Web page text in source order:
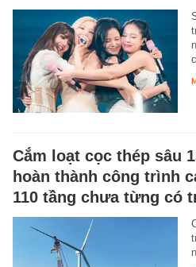
Cắm loạt cọc thép sâu
hoàn thành công trình
110 tầng chưa từng có